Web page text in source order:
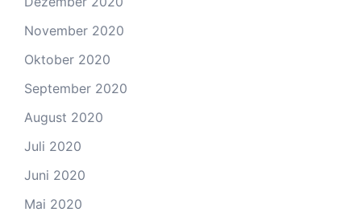
November 2020
Oktober 2020
September 2020
August 2020
Juli 2020
Juni 2020
Mai 2020